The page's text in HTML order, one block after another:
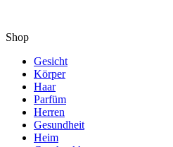
Shop
Gesicht
Körper
Haar
Parfüm
Herren
Gesundheit
Heim